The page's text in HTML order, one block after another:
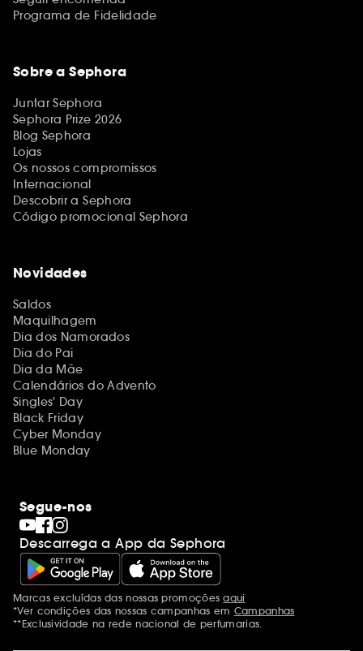
Programa de Fidelidade
Sobre a Sephora
Juntar Sephora
Sephora Prize 2026
Blog Sephora
Lojas
Os nossos compromissos
Internacional
Descobrir a Sephora
Código promocional Sephora
Novidades
Saldos
Maquilhagem
Dia dos Namorados
Dia do Pai
Dia da Mãe
Calendários do Advento
Singles' Day
Black Friday
Cyber Monday
Blue Monday
Segue-nos
Descarrega a App da Sephora
Menções adicionais
Marcas excluídas das nossas promoçõesaqui
*Ver condições das nossas campanhas em Campanhas
**Exclusividade na rede nacional de perfumarias.